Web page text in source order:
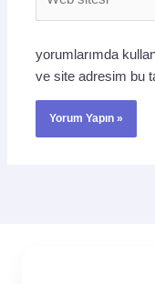
yorumlarımda
ve site adresim bu